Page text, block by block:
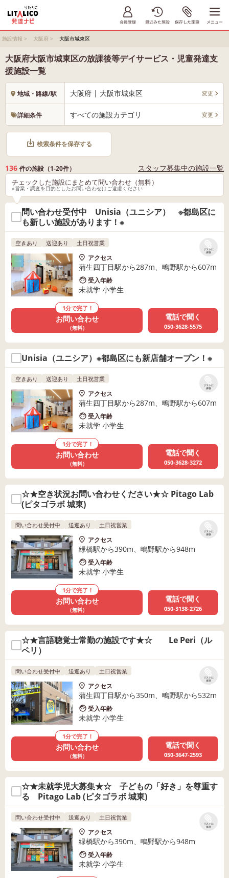
施設情報 > 大阪府 > 大阪市城東区
大阪府大阪市城東区の放課後等デイサービス・児童発達支
援施設一覧
地域・路線/駅 大阪府 | 大阪市城東区 変更
詳細条件 すべての施設カテゴリ 変更
検索条件を保存する
136 件の施設（1-20件） スタッフ募集中の施設一覧
チェックした施設にまとめて問い合わせ（無料）
※営業・調査を目的としたお問い合わせはご遠慮ください
問い合わせ受付中 Unisia（ユニシア） ※都島区に
も新しい施設があります！※
リストに
保存
空きあり 送迎あり 土日祝営業
アクセス
蒲生四丁目駅から287m、鴫野駅から607m
受入年齢
未就学 小学生
1分で完了！
お問い合わせ
（無料）
電話で聞く
050-3628-5575
Unisia（ユニシア）※都島区にも新店舗オープン！※
リストに
保存
空きあり 送迎あり 土日祝営業
アクセス
蒲生四丁目駅から287m、鴫野駅から607m
受入年齢
未就学 小学生
1分で完了！
お問い合わせ
（無料）
電話で聞く
050-3628-3272
☆★空き状況お問い合わせください★☆ Pitago Lab
(ピタゴラボ 城東)
リストに
保存
問い合わせ受付中 送迎あり 土日祝営業
アクセス
緑橋駅から390m、鴫野駅から948m
受入年齢
未就学 小学生
1分で完了！
お問い合わせ
（無料）
電話で聞く
050-3138-2726
☆★言語聴覚士常勤の施設です★☆ Le Peri（ル
ペリ）
リストに
保存
問い合わせ受付中 送迎あり 土日祝営業
アクセス
蒲生四丁目駅から350m、鴫野駅から532m
受入年齢
未就学 小学生
1分で完了！
お問い合わせ
（無料）
電話で聞く
050-3647-2593
☆★未就学児大募集★☆ 子どもの「好き」を尊重す
る Pitago Lab (ピタゴラボ 城東)
リストに
保存
問い合わせ受付中 送迎あり 土日祝営業
アクセス
緑橋駅から390m、鴫野駅から948m
受入年齢
未就学 小学生